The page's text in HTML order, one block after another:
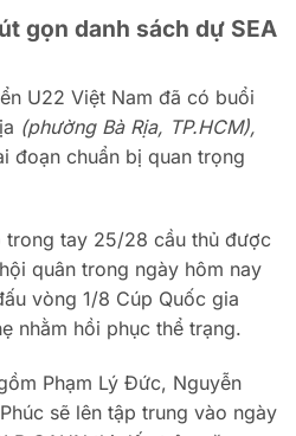
gọn danh sách dự SEA
U22 Việt Nam đã có buổi
(phường Bà Rịa, TP.HCM),
đoạn chuẩn bị quan trọng
trong tay 25/28 cầu thủ được
quân trong ngày hôm nay
vòng 1/8 Cúp Quốc gia
nhằm hồi phục thể trạng.
Phạm Lý Đức, Nguyễn
sẽ lên tập trung vào ngày